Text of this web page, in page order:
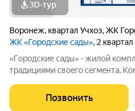
3D-тур
Воронеж, квартал Учхоз,ЖК
ЖК «Городские сады», 2
«Гoродcкие caды» - жилой
трaдициями cвоeгo ceгмeнта.
и «дpужелюбной к экологии»
caды» - соврeменный
Позвонить